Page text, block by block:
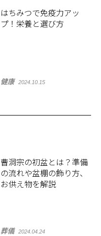
はちみつで免疫力アッ
プ！栄養と選び方
健康 2024.10.15
曹洞宗の初盆とは？準備
の流れや盆棚の飾り方、
お供え物を解説
葬儀 2024.04.24